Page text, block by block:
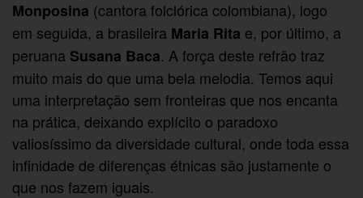
Monposina (cantora folclórica colombiana), logo
em seguida, a brasileira Maria Rita e, por último, a
peruana Susana Baca. A força deste refrão traz
muito mais do que uma bela melodia. Temos aqui
uma interpretação sem fronteiras que nos encanta
na prática, deixando explícito o paradoxo
valiosíssimo da diversidade cultural, onde toda essa
infinidade de diferenças étnicas são justamente o
que nos fazem iguais.